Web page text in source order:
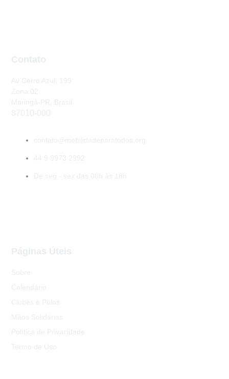
Páginas Úteis
Sobre
Calendário
Clubes e Polos
Mãos Solidárias
Política de Privacidade
Termo de Uso
Contato
Av Cerro Azul, 199
Zona 02
Maringá-PR, Brasil
87010-000
contato@mobilidadeparatodos.org
44 9 9973 2992
De seg - sex das 08h às 18h